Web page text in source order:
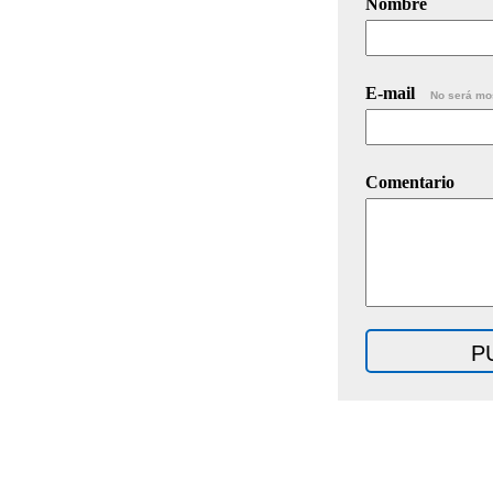
Nombre
E-mail No será
Comentario